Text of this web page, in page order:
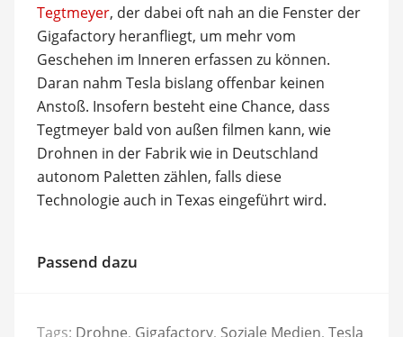
Tegtmeyer, der dabei oft nah an die Fenster der
Gigafactory heranfliegt, um mehr vom
Geschehen im Inneren erfassen zu können.
Daran nahm Tesla bislang offenbar keinen
Anstoß. Insofern besteht eine Chance, dass
Tegtmeyer bald von außen filmen kann, wie
Drohnen in der Fabrik wie in Deutschland
autonom Paletten zählen, falls diese
Technologie auch in Texas eingeführt wird.
Passend dazu
Tags: Drohne, Gigafactory, Soziale Medien, Tesla